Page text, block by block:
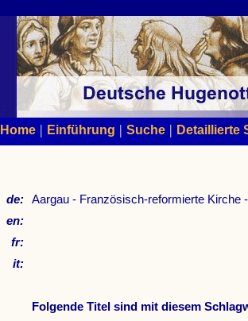
Home| Einführung | Suche| Detaillierte
de: Aargau - Französisch-reformierte Kirche
en:
fr:
it:
Folgende Titel sind mit diesem